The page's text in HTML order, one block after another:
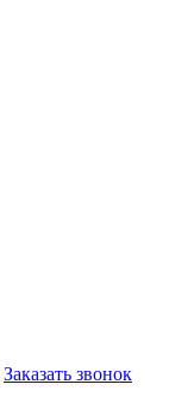
Заказать звонок